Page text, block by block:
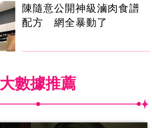
陳隨意公開神級滷肉食譜
配方 網全暴動了
大數據推薦